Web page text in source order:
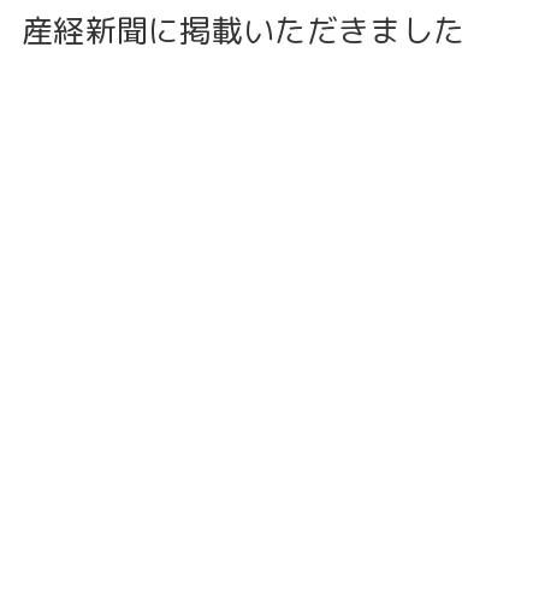
産経新聞に掲載いただきました